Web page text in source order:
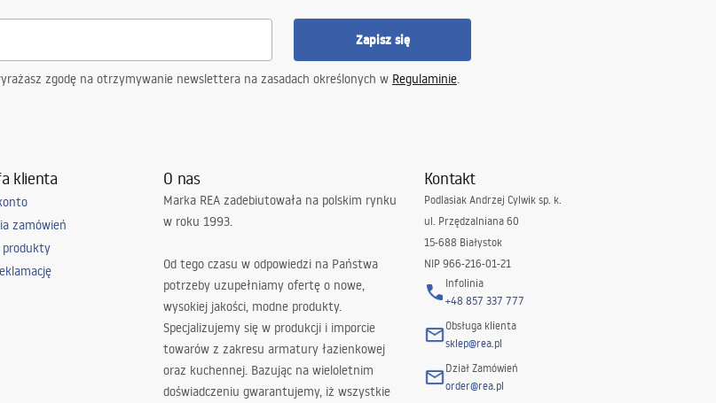
Zapisz się
zgodę na otrzymywanie newslettera na zasadach określonych w Regulaminie.
klienta
zamówień
produkty
O nas
Marka REA zadebiutowała na polskim rynku
w roku 1993.
Od tego czasu w odpowiedzi na Państwa
potrzeby uzupełniamy ofertę o nowe,
wysokiej jakości, modne produkty.
Specjalizujemy się w produkcji i imporcie
towarów z zakresu armatury łazienkowej
oraz kuchennej. Bazując na wieloletnim
doświadczeniu gwarantujemy, iż wszystkie
Kontakt
Podlasiak Andrzej Cylwik sp. k.
ul. Przędzalniana 60
15-688 Białystok
NIP 966-216-01-21
Infolinia
+48 857 337 777
Obsługa klienta
sklep@rea.pl
Dział Zamówień
order@rea.pl